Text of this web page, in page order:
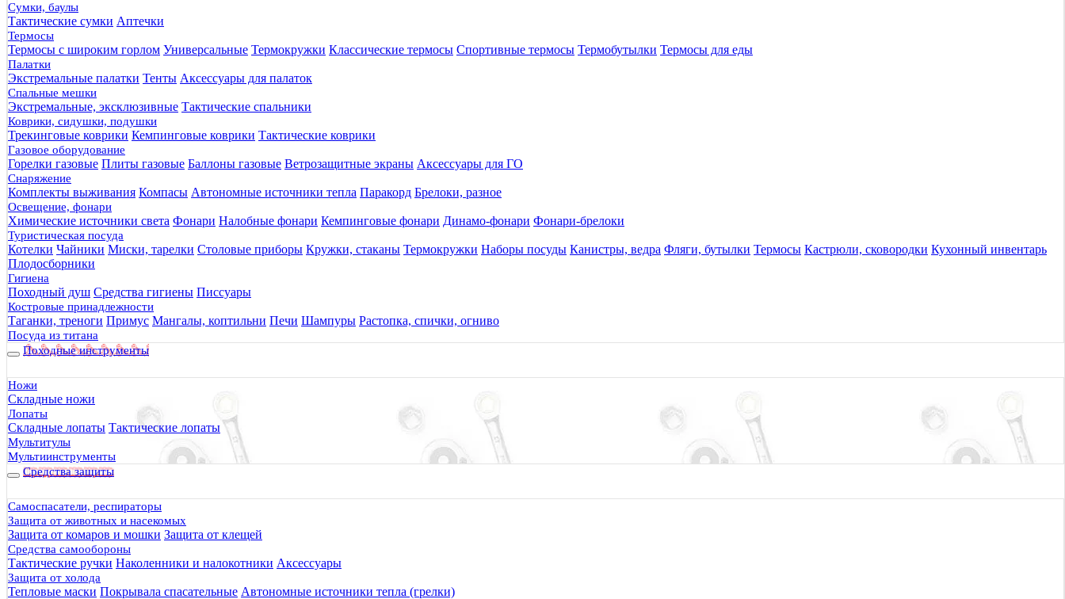
Сумки, баулы
Тактические сумки Аптечки
Термосы
Термосы с широким горлом Универсальные Термокружки Классические термосы Спортивные термосы Термобутылки Термосы для еды
Палатки
Экстремальные палатки Тенты Аксессуары для палаток
Спальные мешки
Экстремальные, эксклюзивные Тактические спальники
Коврики, сидушки, подушки
Трекинговые коврики Кемпинговые коврики Тактические коврики
Газовое оборудование
Горелки газовые Плиты газовые Баллоны газовые Ветрозащитные экраны Аксессуары для ГО
Снаряжение
Комплекты выживания Компасы Автономные источники тепла Паракорд Брелоки, разное
Освещение, фонари
Химические источники света Фонари Налобные фонари Кемпинговые фонари Динамо-фонари Фонари-брелоки
Туристическая посуда
Котелки Чайники Миски, тарелки Столовые приборы Кружки, стаканы Термокружки Наборы посуды Канистры, ведра Фляги, бутылки Термосы Кастрюли, сковородки Кухонный инвентарь
Плодосборники
Гигиена
Походный душ Средства гигиены Писсуары
Костровые принадлежности
Таганки, треноги Примус Мангалы, коптильни Печи Шампуры Растопка, спички, огниво
Посуда из титана
Походные инструменты
Ножи
Складные ножи
Лопаты
Складные лопаты Тактические лопаты
Мультитулы
Мультиинструменты
Средства защиты
Самоспасатели, респираторы
Защита от животных и насекомых
Защита от комаров и мошки Защита от клещей
Средства самообороны
Тактические ручки Наколенники и налокотники Аксессуары
Защита от холода
Тепловые маски Покрывала спасательные Автономные источники тепла (грелки)